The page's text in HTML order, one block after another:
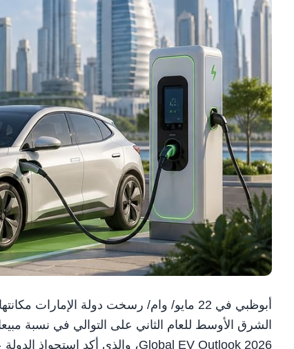
أبوظبي في 22 مايو/ وام/ رسخت دولة
الشرق الأوسط للعام الثاني على التوالي في نسبة